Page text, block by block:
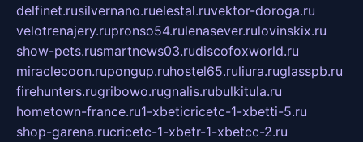
delfinet.rusilvernano.ruelestal.ruvektor-doroga.ru
velotrenajery.rupronso54.rulenasever.rulovinskix.ru
show-pets.rusmartnews03.rudiscofoxworld.ru
miraclecoon.rupongup.ruhostel65.ruliura.ruglasspb.ru
firehunters.rugribowo.rugnalis.rubulkitula.ru
hometown-france.ru1-xbeticricetc-1-xbetti-5.ru
shop-garena.rucricetc-1-xbetr-1-xbetcc-2.ru